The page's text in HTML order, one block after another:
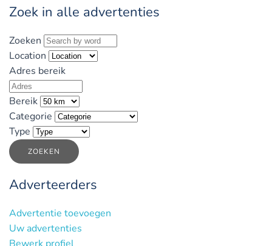
Zoek in alle advertenties
Zoeken
Location
Adres bereik
Bereik
Categorie
Type
ZOEKEN
Adverteerders
Advertentie toevoegen
Uw advertenties